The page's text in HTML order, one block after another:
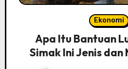
Ekonomi
Apa Itu Bantuan
Simak Ini Jenis